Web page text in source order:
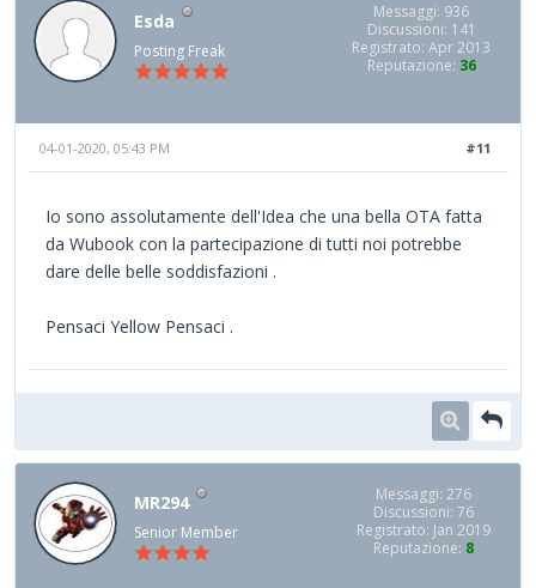
Esda
Posting Freak
Messaggi: 936
Discussioni: 141
Registrato: Apr 2013
Reputazione: 36
#11
04-01-2020, 05:43 PM
Io sono assolutamente dell'Idea che una bella OTA fatta
da Wubook con la partecipazione di tutti noi potrebbe
dare delle belle soddisfazioni .
Pensaci Yellow Pensaci .
MR294
Senior Member
Messaggi: 276
Discussioni: 76
Registrato: Jan 2019
Reputazione: 8